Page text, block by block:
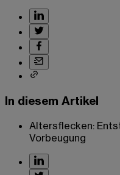
In diesem Artikel
Altersflecken:
Vorbeugung